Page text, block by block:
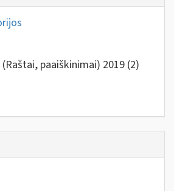
paaiškinimai) 2019 (2)